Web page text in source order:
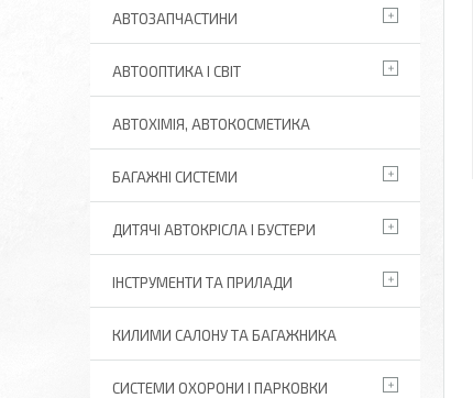
АВТОЗАПЧАСТИНИ
АВТООПТИКА І СВІТ
АВТОХІМІЯ, АВТОКОСМЕТИКА
БАГАЖНІ СИСТЕМИ
ДИТЯЧІ АВТОКРІСЛА І БУСТЕРИ
ІНСТРУМЕНТИ ТА ПРИЛАДИ
КИЛИМИ САЛОНУ ТА БАГАЖНИКА
СИСТЕМИ ОХОРОНИ І ПАРКОВКИ